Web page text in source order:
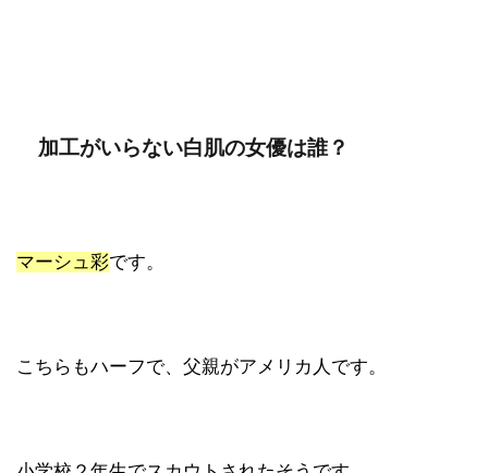
加工がいらない白肌の女優は誰？
マーシュ彩です。
こちらもハーフで、父親がアメリカ人です。